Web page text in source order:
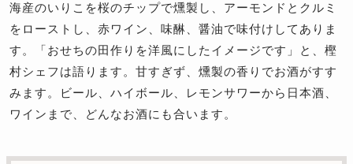
海産のいりこを桜のチップで燻製し、アーモンドとクルミ
をローストし、赤ワイン、味醂、醤油で味付けしてありま
す。「おせちの田作りを洋風にしたイメージです」と、樫
村シェフは語ります。甘すぎず、燻製の香りでお酒がすす
みます。ビール、ハイボール、レモンサワーから日本酒、
ワインまで、どんなお酒にも合います。